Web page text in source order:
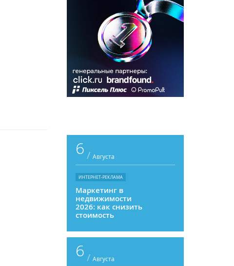
6 / Августа
ИНТЕРНЕТ-РЕКЛАМА
Маркетинг в
недвижимости
2026: как снизить
стоимость
увеличить
продажи
6 / Августа